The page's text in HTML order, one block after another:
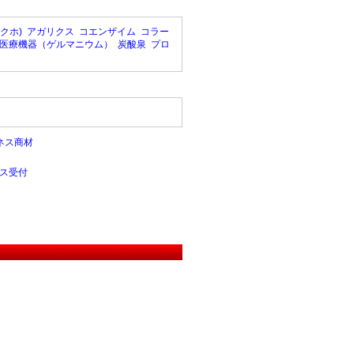
ホ) アガリクス コエンザイム コラー
医療機器（ゲルマニウム） 炭酸泉 プロ
ス商材
受付